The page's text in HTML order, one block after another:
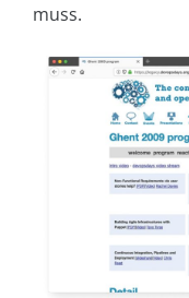
muss.